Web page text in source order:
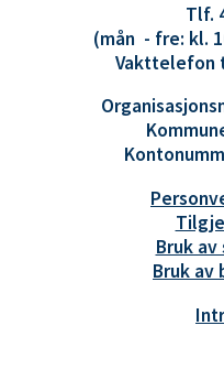
Tlf.
(mån - fre: kl.
Vakttelefon
Bruk
Bruk av